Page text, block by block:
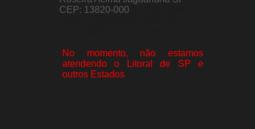
CEP: 13820-000
No momento, não estamos
atendendo o Litoral de SP e
outros Estados